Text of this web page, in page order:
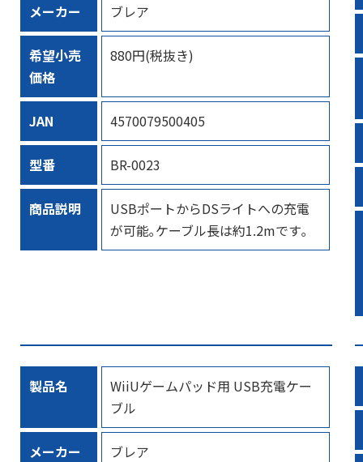
メーカー ブレア
希望小売
価格
880円(税抜き)
JAN 4570079500405
型番 BR-0023
商品説明
USBポートからDSライトへの充電
が可能｡ケーブル長は約1.2mです｡
製品名
WiiUゲームパッド用 USB充電ケー
ブル
メーカー ブレア